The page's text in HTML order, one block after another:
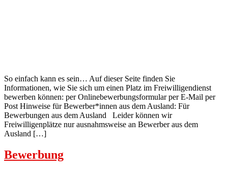
So einfach kann es sein… Auf dieser Seite finden Sie
Informationen, wie Sie sich um einen Platz im Freiwilligendienst
bewerben können: per Onlinebewerbungsformular per E-Mail per
Post Hinweise für Bewerber*innen aus dem Ausland: Für
Bewerbungen aus dem Ausland Leider können wir
Freiwilligenplätze nur ausnahmsweise an Bewerber aus dem
Ausland […]
Bewerbung